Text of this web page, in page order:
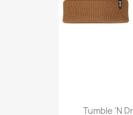
Tumble 'N